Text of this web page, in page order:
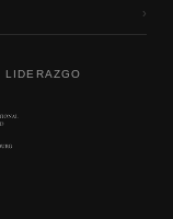
›
LIDERAZGO